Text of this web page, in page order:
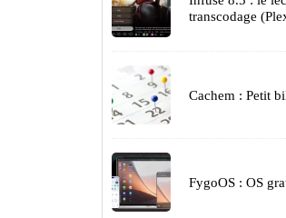
transcodage
Cachem : Petit
FygoOS : OS